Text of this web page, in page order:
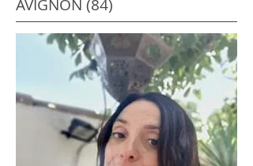
AVIGNON (84)